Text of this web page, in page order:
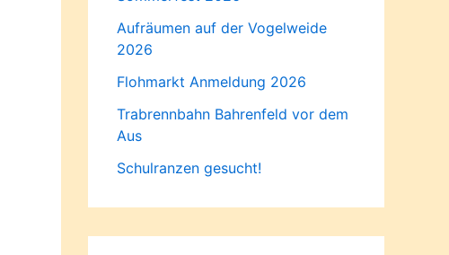
Aufräumen auf der Vogelweide
2026
Flohmarkt Anmeldung 2026
Trabrennbahn Bahrenfeld vor dem
Aus
Schulranzen gesucht!